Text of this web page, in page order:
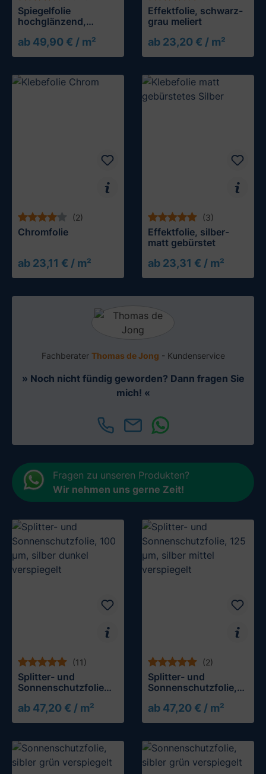
Spiegelfolie
hochglänzend,
ab 49,90 € / m²
Effektfolie, schwarz-
grau meliert
ab 23,20 € / m²
(2)
Chromfolie
ab 23,11 € / m²
(3)
Effektfolie, silber-
matt gebürstet
ab 23,31 € / m²
Fachberater Thomas de Jong - Kundenservice
» Noch nicht fündig geworden? Dann fragen Sie
mich! «
Fragen zu unseren Produkten?
Wir nehmen uns gerne Zeit!
(11)
Splitter- und
Sonnenschutzfolie
verspiegelt
ab 47,20 € / m²
Muster testen
(2)
Splitter- und
Sonnenschutzfolie,
verspiegelt
ab 47,20 € / m²
Muster testen